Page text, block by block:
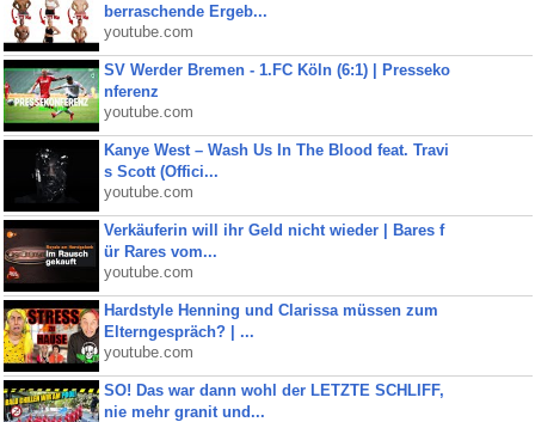
berraschende Ergeb...
youtube.com
SV Werder Bremen - 1.FC Köln (6:1) | Presseko
nferenz
youtube.com
Kanye West – Wash Us In The Blood feat. Travi
s Scott (Offici...
youtube.com
Verkäuferin will ihr Geld nicht wieder | Bares f
ür Rares vom...
youtube.com
Hardstyle Henning und Clarissa müssen zum
Elterngespräch? | ...
youtube.com
SO! Das war dann wohl der LETZTE SCHLIFF,
nie mehr granit und...